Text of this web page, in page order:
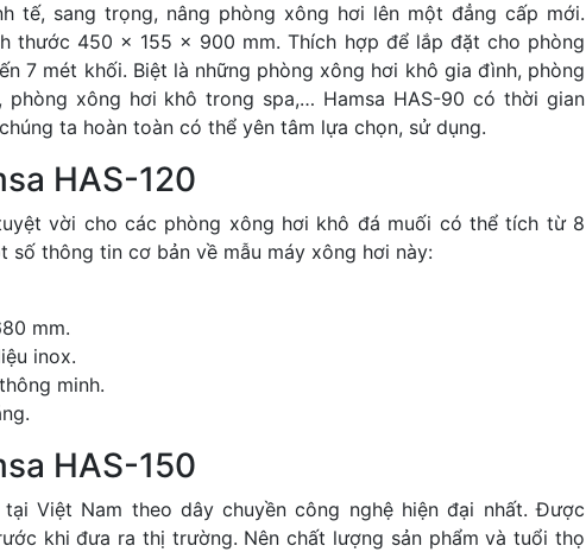
tế, sang trọng, nâng phòng xông hơi lên một đẳng cấp mới.
thước 450 x 155 x 900 mm. Thích hợp để lắp đặt cho phòng
7 mét khối. Biệt là những phòng xông hơi khô gia đình, phòng
phòng xông hơi khô trong spa,… Hamsa HAS-90 có thời gian
ta hoàn toàn có thể yên tâm lựa chọn, sử dụng.
HAS-120
vời cho các phòng xông hơi khô đá muối có thể tích từ 8
số thông tin cơ bản về mẫu máy xông hơi này:
mm.
inox.
minh.
HAS-150
Việt Nam theo dây chuyền công nghệ hiện đại nhất. Được
khi đưa ra thị trường. Nên chất lượng sản phẩm và tuổi thọ